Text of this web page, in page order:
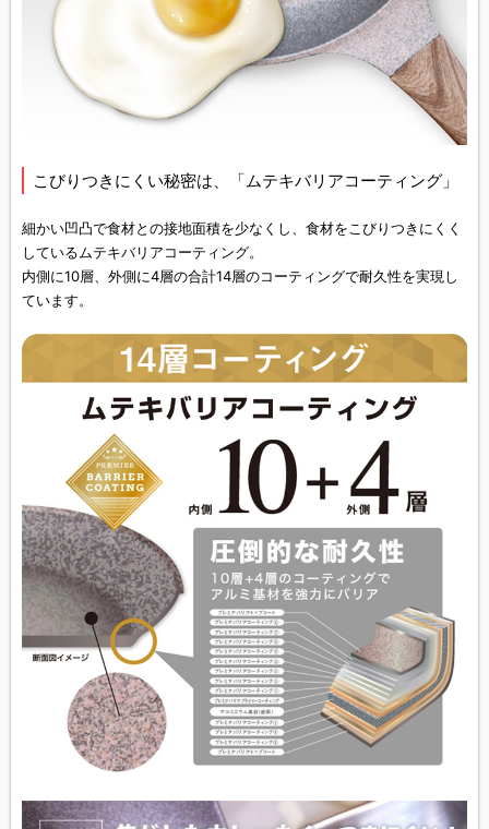
こびりつきにくい秘密は、「ムテキバリアコーティング」
細かい凹凸で食材との接地面積を少なくし、食材をこびりつきにくく
しているムテキバリアコーティング。
内側に10層、外側に4層の合計14層のコーティングで耐久性を実現し
ています。